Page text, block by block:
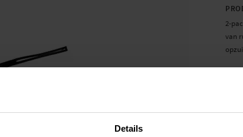
Details
2-
van